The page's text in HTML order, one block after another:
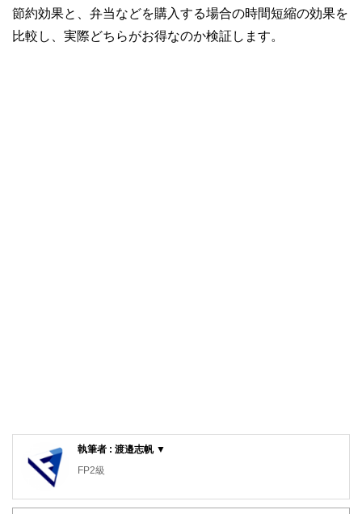
節約効果と、弁当などを購入する場合の時間短縮の効果を
比較し、実際どちらがお得なのか検証します。
執筆者 : 渡邉志帆 ▼
FP2級